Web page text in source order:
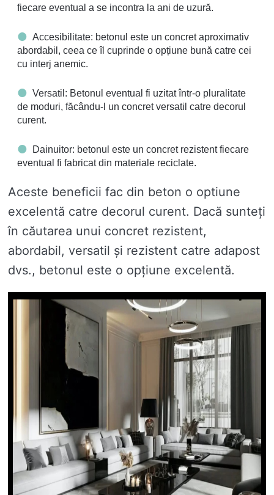
fiecare eventual a se incontra la ani de uzură.
Accesibilitate: betonul este un concret aproximativ
abordabil, ceea ce îl cuprinde o opțiune bună catre cei
cu interj anemic.
Versatil: Betonul eventual fi uzitat într-o pluralitate
de moduri, făcându-l un concret versatil catre decorul
curent.
Dainuitor: betonul este un concret rezistent fiecare
eventual fi fabricat din materiale reciclate.
Aceste beneficii fac din beton o optiune
excelentă catre decorul curent. Dacă sunteți
în căutarea unui concret rezistent,
abordabil, versatil și rezistent catre adapost
dvs., betonul este o opțiune excelentă.